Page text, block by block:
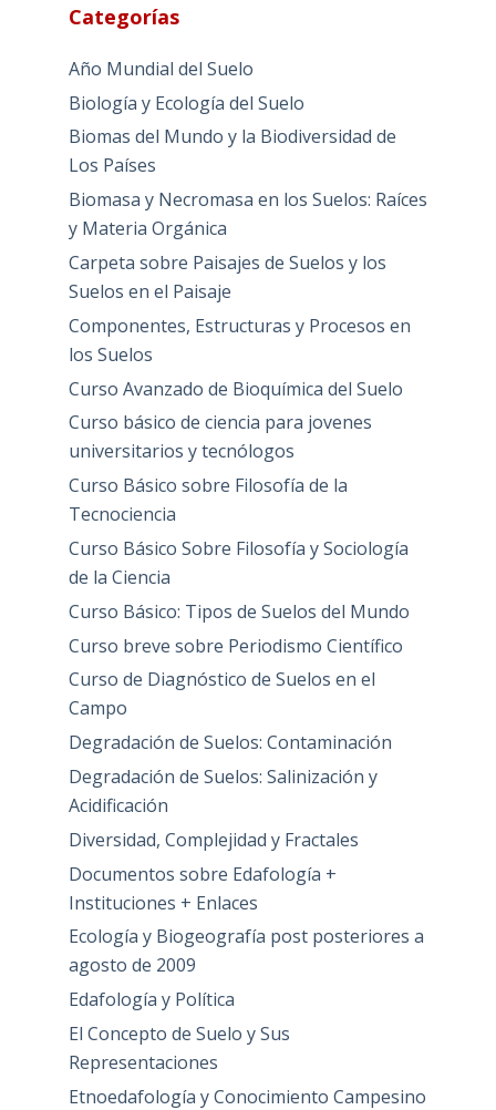
Categorías
Año Mundial del Suelo
Biología y Ecología del Suelo
Biomas del Mundo y la Biodiversidad de
Los Países
Biomasa y Necromasa en los Suelos: Raíces
y Materia Orgánica
Carpeta sobre Paisajes de Suelos y los
Suelos en el Paisaje
Componentes, Estructuras y Procesos en
los Suelos
Curso Avanzado de Bioquímica del Suelo
Curso básico de ciencia para jovenes
universitarios y tecnólogos
Curso Básico sobre Filosofía de la
Tecnociencia
Curso Básico Sobre Filosofía y Sociología
de la Ciencia
Curso Básico: Tipos de Suelos del Mundo
Curso breve sobre Periodismo Científico
Curso de Diagnóstico de Suelos en el
Campo
Degradación de Suelos: Contaminación
Degradación de Suelos: Salinización y
Acidificación
Diversidad, Complejidad y Fractales
Documentos sobre Edafología +
Instituciones + Enlaces
Ecología y Biogeografía post posteriores a
agosto de 2009
Edafología y Política
El Concepto de Suelo y Sus
Representaciones
Etnoedafología y Conocimiento Campesino